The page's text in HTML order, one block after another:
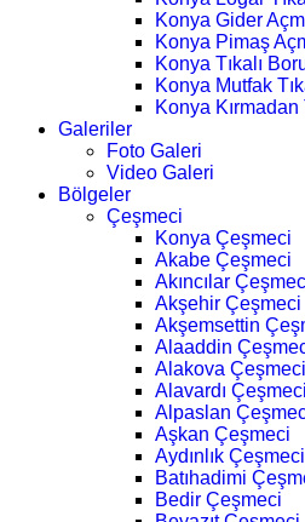
Konya Gider
Konya Pimaş
Konya Tıkalı
Konya Mutfak
Konya Kırmadan
Galeriler
Foto Galeri
Video Galeri
Bölgeler
Çeşmeci
Konya Çeşmeci
Akabe Çeşmeci
Akıncılar
Akşehir Çeşmeci
Akşemsettin
Alaaddin
Alakova Çeşmeci
Alavardı Çeşmeci
Alpaslan
Aşkan Çeşmeci
Aydınlık Çeşmeci
Batıhadimi
Bedir Çeşmeci